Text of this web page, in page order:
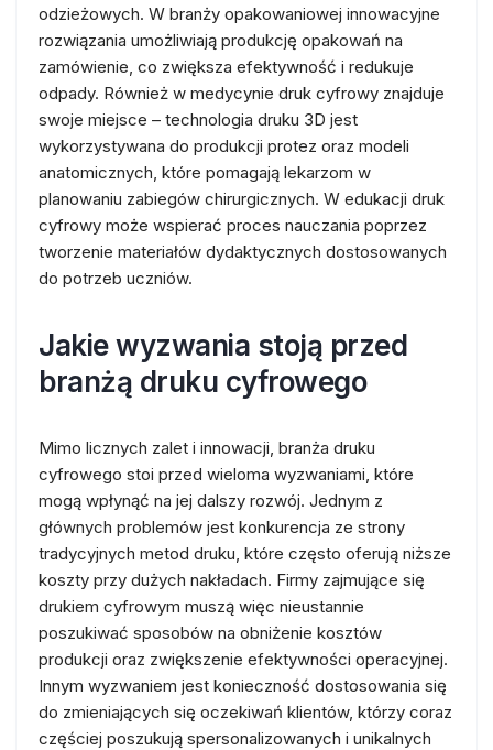
odzieżowych. W branży opakowaniowej innowacyjne
rozwiązania umożliwiają produkcję opakowań na
zamówienie, co zwiększa efektywność i redukuje
odpady. Również w medycynie druk cyfrowy znajduje
swoje miejsce – technologia druku 3D jest
wykorzystywana do produkcji protez oraz modeli
anatomicznych, które pomagają lekarzom w
planowaniu zabiegów chirurgicznych. W edukacji druk
cyfrowy może wspierać proces nauczania poprzez
tworzenie materiałów dydaktycznych dostosowanych
do potrzeb uczniów.
Jakie wyzwania stoją przed
branżą druku cyfrowego
Mimo licznych zalet i innowacji, branża druku
cyfrowego stoi przed wieloma wyzwaniami, które
mogą wpłynąć na jej dalszy rozwój. Jednym z
głównych problemów jest konkurencja ze strony
tradycyjnych metod druku, które często oferują niższe
koszty przy dużych nakładach. Firmy zajmujące się
drukiem cyfrowym muszą więc nieustannie
poszukiwać sposobów na obniżenie kosztów
produkcji oraz zwiększenie efektywności operacyjnej.
Innym wyzwaniem jest konieczność dostosowania się
do zmieniających się oczekiwań klientów, którzy coraz
częściej poszukują spersonalizowanych i unikalnych